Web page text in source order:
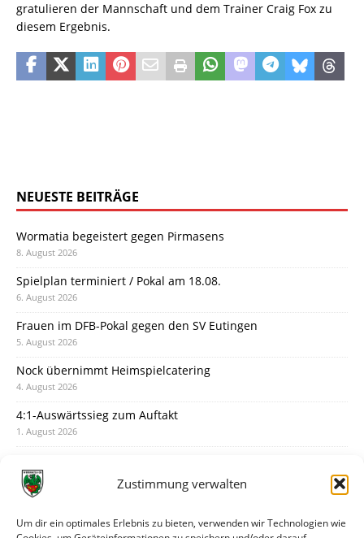
Zustimmung verwalten
Um dir ein optimales Erlebnis zu bieten, verwenden wir Technologien wie
gratulieren der Mannschaft und dem Trainer Craig Fox zu
diesem Ergebnis.
NEUESTE BEITRÄGE
Wormatia begeistert gegen Pirmasens
8. August 2026
Spielplan terminiert / Pokal am 18.08.
6. August 2026
Frauen im DFB-Pokal gegen den SV Eutingen
5. August 2026
Nock übernimmt Heimspielcatering
4. August 2026
4:1-Auswärtssieg zum Auftakt
1. August 2026
31. Juli 2026
30. Juli 2026